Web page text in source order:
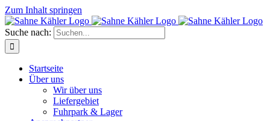
Zum Inhalt springen
Suche nach:
Startseite
Über uns
Wir über uns
Liefergebiet
Fuhrpark & Lager